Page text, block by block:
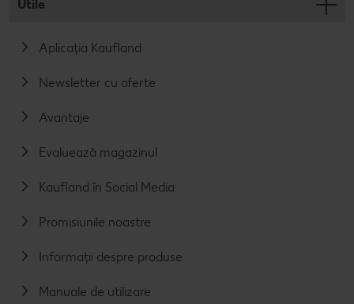
Utile
Aplicația Kaufland
Newsletter cu oferte
Avantaje
Evaluează magazinul
Kaufland în Social Media
Promisiunile noastre
Informații despre produse
Manuale de utilizare